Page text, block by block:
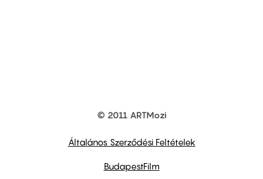
© 2011 ARTMozi
Általános Szerződési Feltételek
BudapestFilm